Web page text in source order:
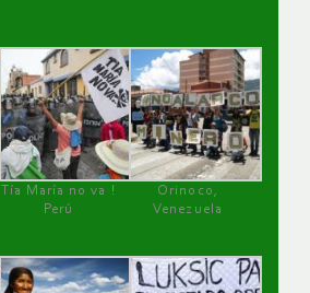
Tía María no va !
Perú
Orinoco,
Venezuela